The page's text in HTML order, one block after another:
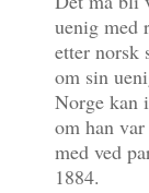
uenig med
etter norsk
om sin
Norge kan
om han
med ved
1884.